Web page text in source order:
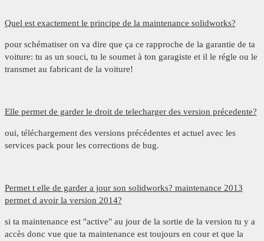
Quel est exactement le principe de la maintenance solidworks?
pour schématiser on va dire que ça ce rapproche de la garantie de ta
voiture: tu as un souci, tu le soumet à ton garagiste et il le régle ou le
transmet au fabricant de la voiture!
Elle permet de garder le droit de telecharger des version précedente?
oui, téléchargement des versions précédentes et actuel avec les
services pack pour les corrections de bug.
Permet t elle de garder a jour son solidworks? maintenance 2013
permet d avoir la version 2014?
si ta maintenance est "active" au jour de la sortie de la version tu y a
accès donc vue que ta maintenance est toujours en cour et que la